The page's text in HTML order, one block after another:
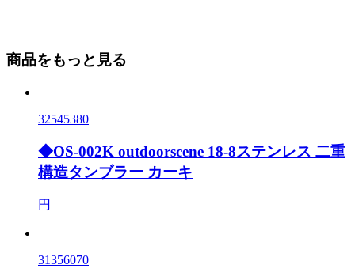
商品をもっと見る
32545380
◆OS-002K outdoorscene 18-8ステンレス 二重
構造タンブラー カーキ
円
31356070